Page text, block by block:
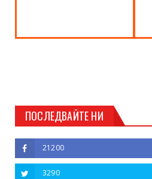
ПОСЛЕДВАЙТЕ НИ
21200
3290